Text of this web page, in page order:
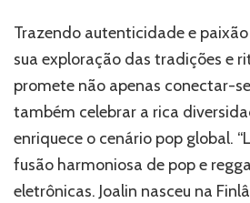
Chica-
cá”,
refletindo
sua
diversidade
cultural
Trazendo autenticidade e
sua exploração das tradições e
promete não apenas conectar-
também celebrar a rica
enriquece o cenário pop global.
fusão harmoniosa de pop e
eletrônicas. Joalin nasceu na